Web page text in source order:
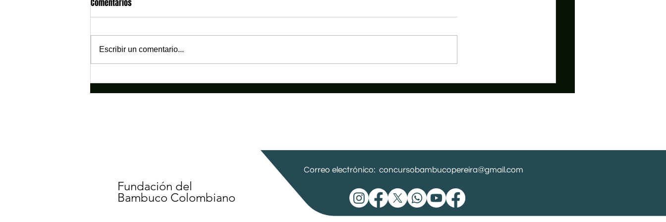
Festival Estudiantil Bambuquero:
Una experiencia que fortalece el
En Agosto cierran Convocatorias
Bambuqueras 2026
Comentarios
Escribir un comentario...
Fundación del
Bambuco Colombiano
Correo electrónico: concursobambucopereira@gmail.com